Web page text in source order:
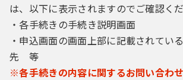
は、以下に表示されますのでご確認くだ
・各手続きの手続き説明画面
・申込画面の画面上部に記載されてい
先 等
※各手続きの内容に関するお問い合わ